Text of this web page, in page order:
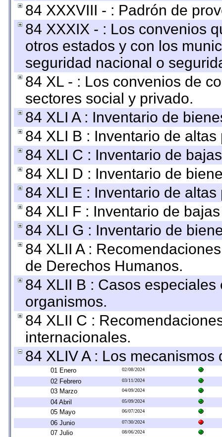
84 XXXVIII - : Padrón de
84 XXXIX - : Los convenios
otros estados y con los
seguridad nacional o
84 XL - : Los convenios de
sectores social y privado.
84 XLI A : Inventario de
84 XLI B : Inventario de
84 XLI C : Inventario de
84 XLI D : Inventario de
84 XLI E : Inventario de
84 XLI F : Inventario de
84 XLI G : Inventario de
84 XLII A :
de Derechos Humanos.
84 XLII B : Casos
organismos.
84 XLII C :
internacionales.
84 XLIV A : Los
01 Enero 02/08/2024
02 Febrero 03/11/2024
03 Marzo 04/09/2024
04 Abril 05/09/2024
05 Mayo 06/07/2024
06 Junio 07/30/2024
07 Julio 08/06/2024